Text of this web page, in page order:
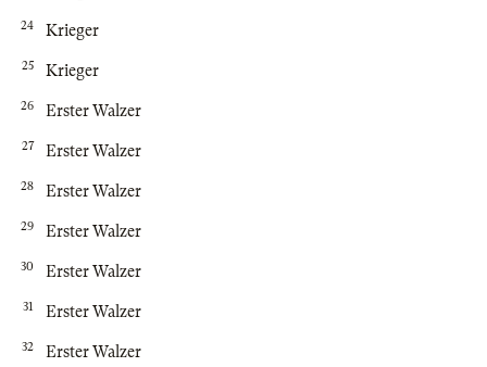
24 Krieger
25 Krieger
26 Erster Walzer
27 Erster Walzer
28 Erster Walzer
29 Erster Walzer
30 Erster Walzer
31 Erster Walzer
32 Erster Walzer